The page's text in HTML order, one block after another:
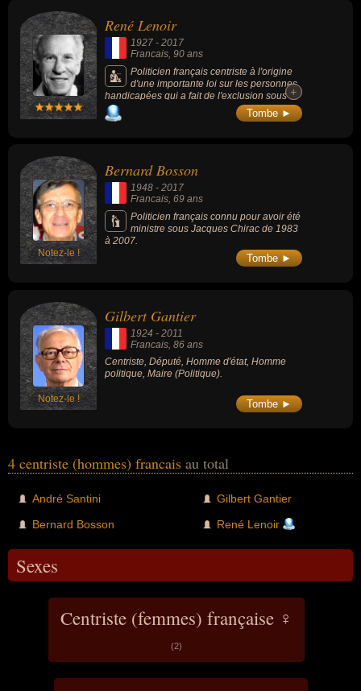
gouvernement sous les présidences de
Jacques Chirac et de Nicolas Sarkozy.
René Lenoir
1927 - 2017
Francais , 90 ans
Politicien français centriste à l'origine
d'une importante loi sur les personnes
handicapées qui a fait de l'exclusion sous
toutes ses formes l'un des combats de sa vie.
Il fut directeur de l’ENA, secrétaire d’État
+
+
Tombe ►
Notez-le !
Bernard Bosson
1948 - 2017
Francais, 69 ans
Politicien français connu pour avoir été
ministre sous Jacques Chirac de 1983
à 2007.
Tombe ►
Notez-le !
Gilbert Gantier
1924 - 2011
Francais , 86 ans
Centriste, Député, Homme d'état, Homme
politique, Maire (Politique).
Tombe ►
4 centriste (hommes) francais au total
André Santini
Bernard Bosson
Gilbert Gantier
René Lenoir
Sexes
Centriste (femmes) française ♀
(2)